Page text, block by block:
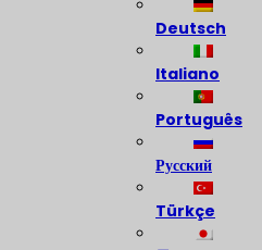
Deutsch
Italiano
Português
Русский
Türkçe